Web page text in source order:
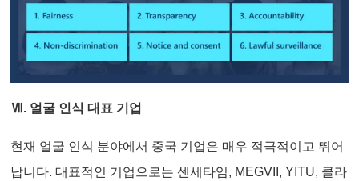
Ⅶ. 얼굴 인식 대표 기업
현재 얼굴 인식 분야에서 중국 기업은 매우 적극적이고 뛰어
납니다. 대표적인 기업으로는 센세타임, MEGVII, YITU, 클라